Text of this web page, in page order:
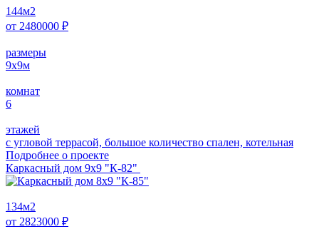
144м2
от 2480000 ₽
размеры
9х9м
комнат
6
этажей
с угловой террасой, большое количество спален, котельная
Подробнее о проектe
Каркасный дом 9х9 "К-82"
134м2
от 2823000 ₽